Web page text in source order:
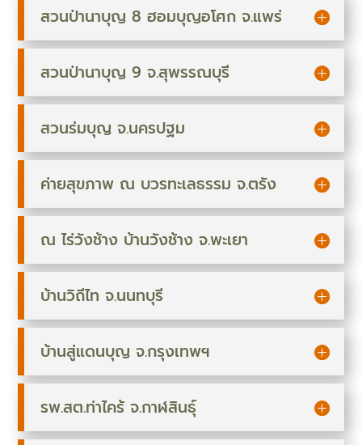
สวนป่านาบุญ 8 ฮอมบุญอโศก จ.แพร่
สวนป่านาบุญ 9 จ.สุพรรณบุรี
สวนร่มบุญ จ.นครปฐม
ค่ายสุขภาพ ณ บวรทะเลธรรม จ.ตรัง
ณ ไร่วังช้าง บ้านวังช้าง จ.พะเยา
บ้านวิถีไท จ.นนทบุรี
บ้านสู่แดนบุญ จ.กรุงเทพฯ
รพ.สต.ท่าไคร้ จ.กาฬสินธุ์